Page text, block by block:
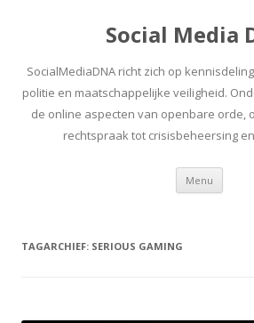
Social Media
SocialMediaDNA richt zich op
politie en maatschappelijke veiligheid.
de online aspecten van openbare orde,
rechtspraak tot crisisbeheersing
Menu Spring
inhoud
TAGARCHIEF: SERIOUS GAMING